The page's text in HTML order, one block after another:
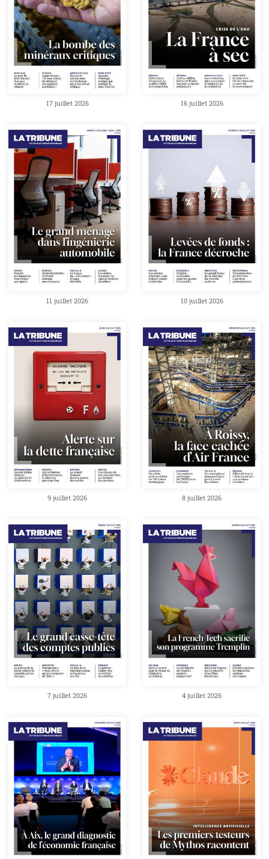
17 juillet 2026 16 juillet 2026
11 juillet 2026 10 juillet 2026
9 juillet 2026 8 juillet 2026
7 juillet 2026 4 juillet 2026